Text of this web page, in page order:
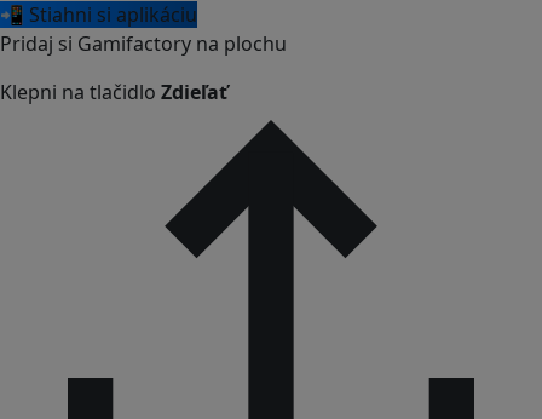
📲 Stiahni si aplikáciu
Pridaj si Gamifactory na plochu
Klepni na tlačidlo Zdieľať